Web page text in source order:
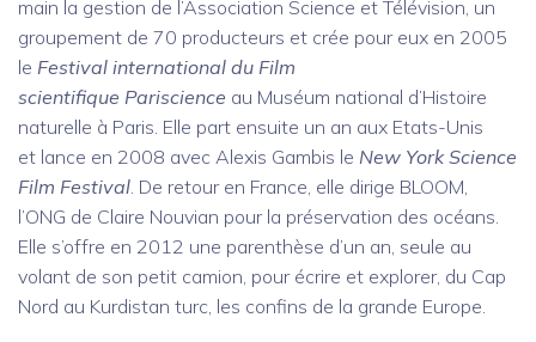
main la gestion de l’Association Science et Télévision, un
groupement de 70 producteurs et crée pour eux en 2005
le Festival international du Film
scientifique Pariscience au Muséum national d’Histoire
naturelle à Paris. Elle part ensuite un an aux Etats-Unis
et lance en 2008 avec Alexis Gambis le New York Science
Film Festival. De retour en France, elle dirige BLOOM,
l’ONG de Claire Nouvian pour la préservation des océans.
Elle s’offre en 2012 une parenthèse d’un an, seule au
volant de son petit camion, pour écrire et explorer, du Cap
Nord au Kurdistan turc, les confins de la grande Europe.